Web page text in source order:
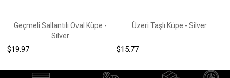
Geçmeli Sallantılı Oval Küpe -
Silver
$19.97
Üzeri Taşlı Küpe - Silver
$15.77